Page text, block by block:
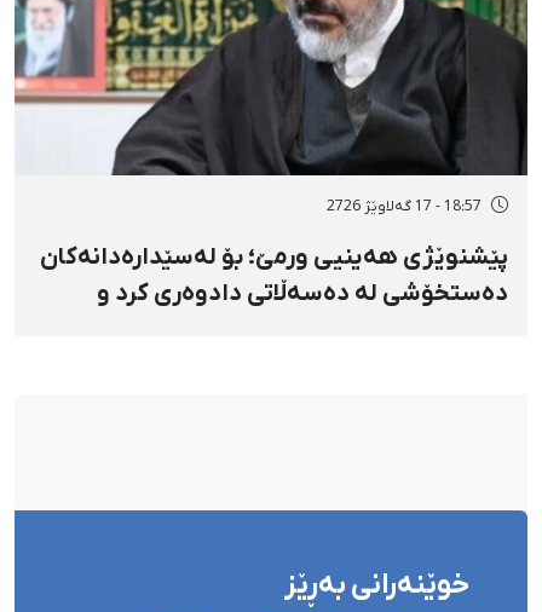
18:57 - 17 گەلاوێژ 2726
پێشنوێژی هەینیی ورمێ؛ بۆ لەسێدارەدانەکان
دەستخۆشی لە دەسەڵاتی دادوەری کرد و
خوێنەرانی بەڕێز